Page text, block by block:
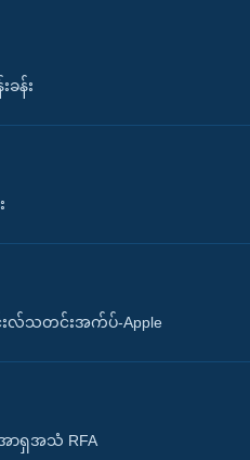
ခန်း
လ်သတင်းအက်ပ်-Apple
ရှအသံ RFA